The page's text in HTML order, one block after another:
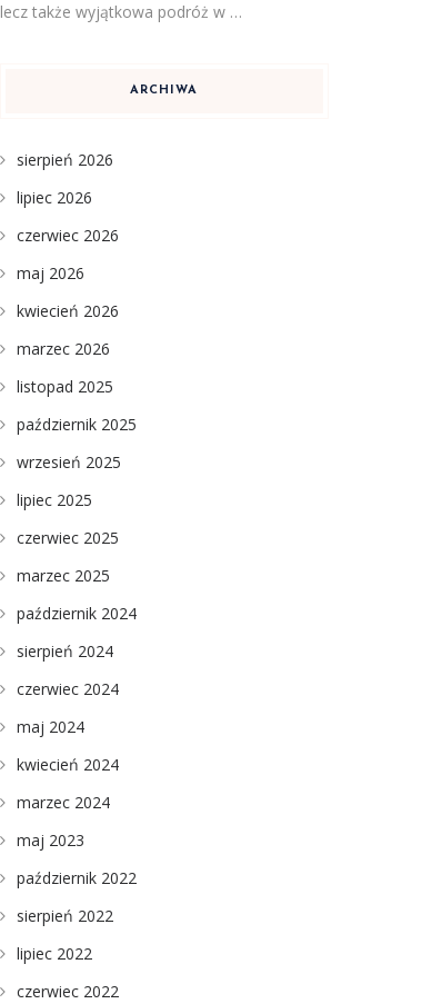
lecz także wyjątkowa podróż w …
ARCHIWA
sierpień 2026
lipiec 2026
czerwiec 2026
maj 2026
kwiecień 2026
marzec 2026
listopad 2025
październik 2025
wrzesień 2025
lipiec 2025
czerwiec 2025
marzec 2025
październik 2024
sierpień 2024
czerwiec 2024
maj 2024
kwiecień 2024
marzec 2024
maj 2023
październik 2022
sierpień 2022
lipiec 2022
czerwiec 2022